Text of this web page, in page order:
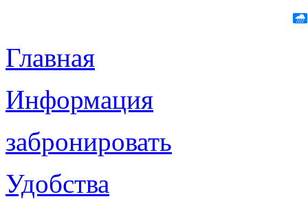
Главная
Информация
забронировать
Удобства